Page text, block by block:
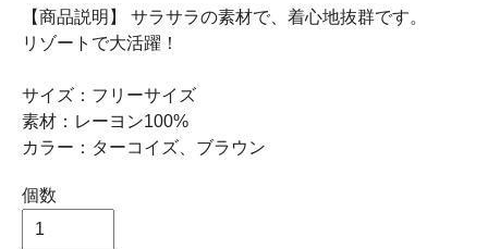
【商品説明】 サラサラの素材で、着心地抜群です。
リゾートで大活躍！
サイズ：フリーサイズ
素材：レーヨン100%
カラー：ターコイズ、ブラウン
個数